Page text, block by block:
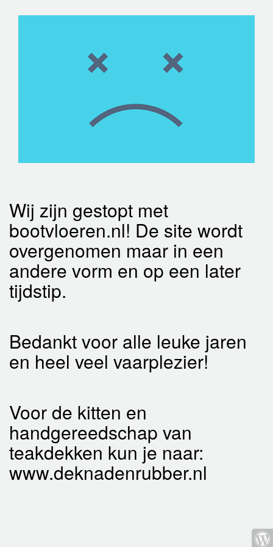
Wij zijn gestopt met
bootvloeren.nl! De site wordt
overgenomen maar in een
andere vorm en op een later
tijdstip.
Bedankt voor alle leuke jaren
en heel veel vaarplezier!
Voor de kitten en
handgereedschap van
teakdekken kun je naar:
www.deknadenrubber.nl